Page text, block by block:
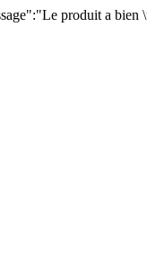
produit a bien